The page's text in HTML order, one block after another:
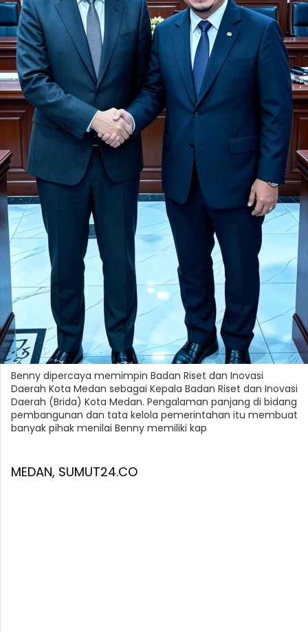
Benny dipercaya memimpin Badan Riset dan Inovasi
Daerah Kota Medan sebagai Kepala Badan Riset dan Inovasi
Daerah (Brida) Kota Medan. Pengalaman panjang di bidang
pembangunan dan tata kelola pemerintahan itu membuat
banyak pihak menilai Benny memiliki kap
MEDAN, SUMUT24.CO